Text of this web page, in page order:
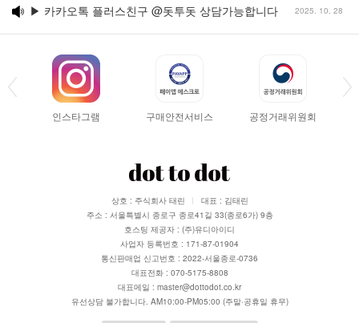
▶ 카카오톡 플러스친구 @돗투돗 상담가능합니다 2025. 10. 28
인스타그램 구매안전서비스 공정거래위원회
상호 : 주식회사 태린
대표 : 김태린
주소 : 서울특별시 종로구 종로41길 33(종로6가) 9층
호스팅 제공자 : (주)유디아이디
사업자 등록번호 : 171-87-01904
통신판매업 신고번호 : 2022-서울종로-0736
대표전화 : 070-5175-8808
대표메일 : master@dottodot.co.kr
유선상담 불가합니다. AM10:00-PM05:00 (주말·공휴일 휴무)